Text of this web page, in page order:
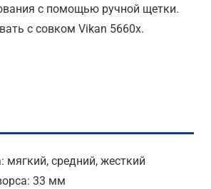
с помощью ручной щетки.
с совком Vikan 5660x.
мягкий, средний, жесткий
33 мм